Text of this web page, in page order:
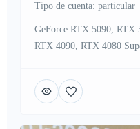
tipo de cuenta: particular
GeForce RTX 5090,
RTX 4090, RTX 4080
4060 Ti , RTX 4060 ,
3080 Ti , RTX 3080 , .